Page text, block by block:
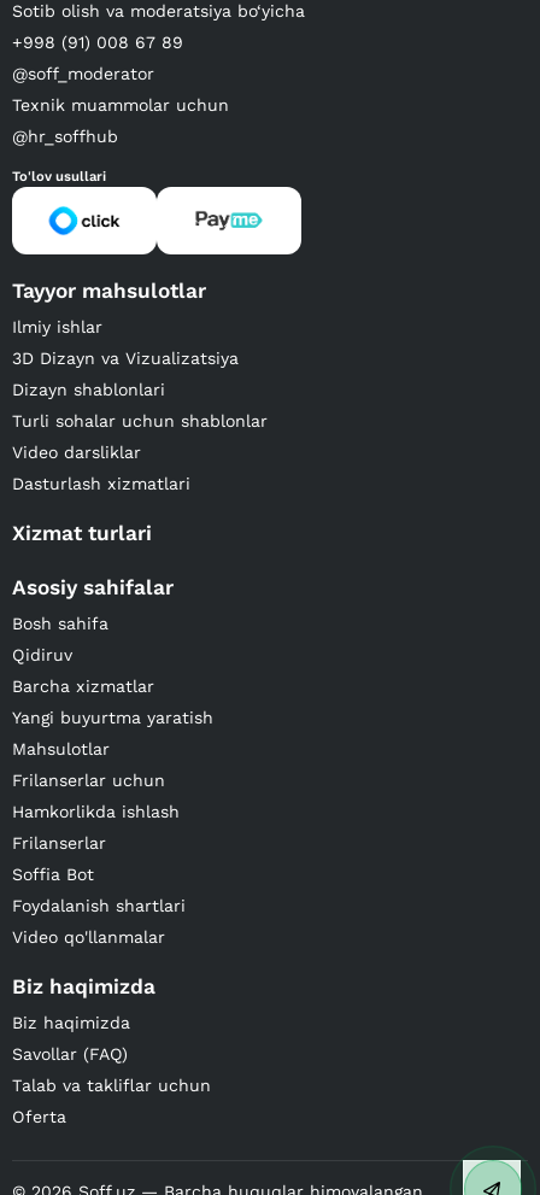
Sotib olish va moderatsiya bo‘yicha
+998 (91) 008 67 89
@soff_moderator
Texnik muammolar uchun
@hr_soffhub
To'lov usullari
Tayyor mahsulotlar
Ilmiy ishlar
3D Dizayn va Vizualizatsiya
Dizayn shablonlari
Turli sohalar uchun shablonlar
Video darsliklar
Dasturlash xizmatlari
Xizmat turlari
Asosiy sahifalar
Bosh sahifa
Qidiruv
Barcha xizmatlar
Yangi buyurtma yaratish
Mahsulotlar
Frilanserlar uchun
Hamkorlikda ishlash
Frilanserlar
Soffia Bot
Foydalanish shartlari
Video qo'llanmalar
Biz haqimizda
Biz haqimizda
Savollar (FAQ)
Talab va takliflar uchun
Oferta